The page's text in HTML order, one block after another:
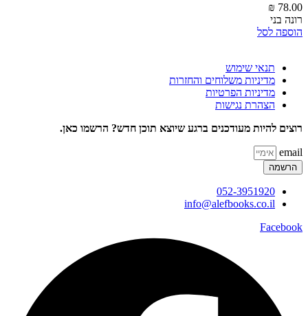
78.00
₪
רונה בני
הוספה לסל
תנאי שימוש
מדיניות משלוחים והחזרות
מדיניות הפרטיות
הצהרת נגישות
רוצים להיות מעודכנים ברגע שיוצא תוכן חדש? הרשמו כאן.
email
הרשמה
052-3951920
info@alefbooks.co.il
Facebook